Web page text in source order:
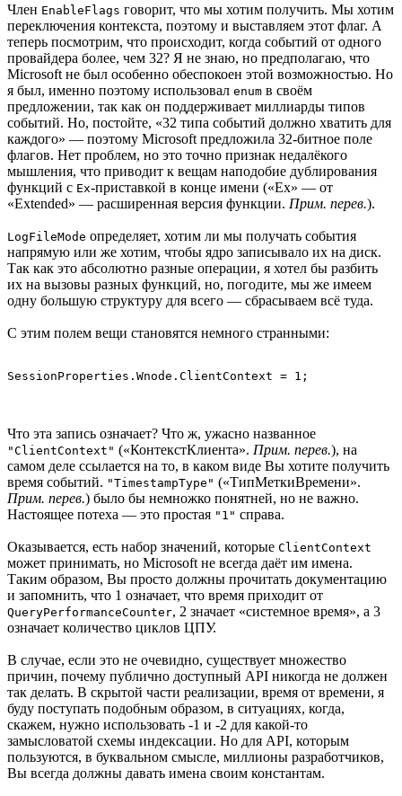
Член EnableFlags говорит, что мы хотим получить. Мы хотим
переключения контекста, поэтому и выставляем этот флаг. А
теперь посмотрим, что происходит, когда событий от одного
провайдера более, чем 32? Я не знаю, но предполагаю, что
Microsoft не был особенно обеспокоен этой возможностью. Но
я был, именно поэтому использовал enum в своём
предложении, так как он поддерживает миллиарды типов
событий. Но, постойте, «32 типа событий должно хватить для
каждого» — поэтому Microsoft предложила 32-битное поле
флагов. Нет проблем, но это точно признак недалёкого
мышления, что приводит к вещам наподобие дублирования
функций с Ex-приставкой в конце имени («Ex» — от
«Extended» — расширенная версия функции. Прим. перев.).
LogFileMode определяет, хотим ли мы получать события
напрямую или же хотим, чтобы ядро записывало их на диск.
Так как это абсолютно разные операции, я хотел бы разбить
их на вызовы разных функций, но, погодите, мы же имеем
одну большую структуру для всего — сбрасываем всё туда.
С этим полем вещи становятся немного странными:
Что эта запись означает? Что ж, ужасно названное
"ClientContext" («КонтекстКлиента». Прим. перев.), на
самом деле ссылается на то, в каком виде Вы хотите получить
время событий. "TimestampType" («ТипМеткиВремени».
Прим. перев.) было бы немножко понятней, но не важно.
Настоящее потеха — это простая "1" справа.
Оказывается, есть набор значений, которые ClientContext
может принимать, но Microsoft не всегда даёт им имена.
Таким образом, Вы просто должны прочитать документацию
и запомнить, что 1 означает, что время приходит от
QueryPerformanceCounter, 2 значает «системное время», а 3
означает количество циклов ЦПУ.
В случае, если это не очевидно, существует множество
причин, почему публично доступный API никогда не должен
так делать. В скрытой части реализации, время от времени, я
буду поступать подобным образом, в ситуациях, когда,
скажем, нужно использовать -1 и -2 для какой-то
замысловатой схемы индексации. Но для API, которым
пользуются, в буквальном смысле, миллионы разработчиков,
Вы всегда должны давать имена своим константам.